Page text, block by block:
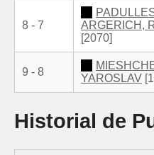
8 - 7
ARGERICH,
[2070]
9 - 8
YAROSLAV
Historial de